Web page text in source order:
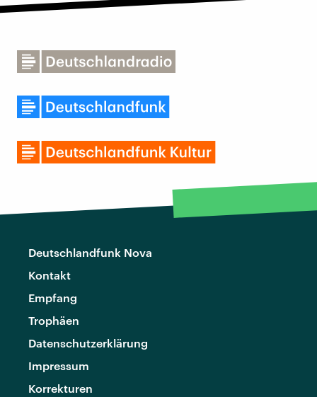
Deutschlandfunk Nova
Kontakt
Empfang
Trophäen
Datenschutzerklärung
Impressum
Korrekturen